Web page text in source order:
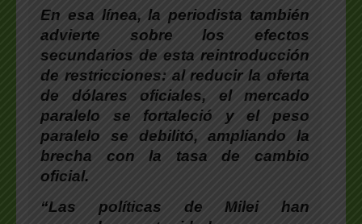
En esa línea,la periodista también
advierte sobre los efectos
secundarios de esta reintroducción
de restricciones: al reducir la oferta
de dólares oficiales, el mercado
paralelo se fortaleció y el peso
paralelo se debilitó, ampliando la
brecha con la tasa de cambio
oficial.
“Las políticas de Milei han